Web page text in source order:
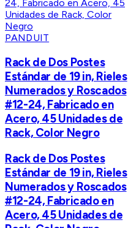
PANDUIT
Rack de Dos Postes
Estándar de 19 in, Rieles
Numerados y Roscados
#12-24, Fabricado en
Acero, 45 Unidades de
Rack, Color Negro
Rack de Dos Postes
Estándar de 19 in, Rieles
Numerados y Roscados
#12-24, Fabricado en
Acero, 45 Unidades de